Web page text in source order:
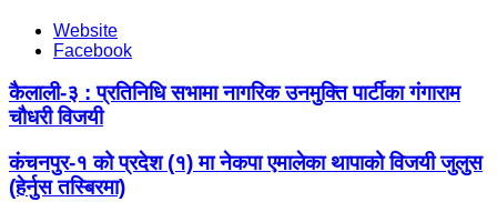
Website
Facebook
कैलाली-३ : प्रतिनिधि सभामा नागरिक उनमुक्ति पार्टीका गंगाराम
चौधरी विजयी
कंचनपुर-१ को प्रदेश (१) मा नेकपा एमालेका थापाको विजयी जुलुस
(हेर्नुस तस्बिरमा)